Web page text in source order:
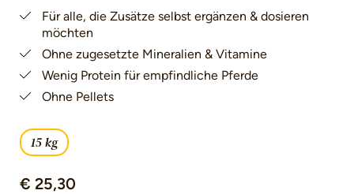
Für alle, die Zusätze selbst ergänzen & dosieren
möchten
Ohne zugesetzte Mineralien & Vitamine
Wenig Protein für empfindliche Pferde
Ohne Pellets
15 kg
€ 25,30